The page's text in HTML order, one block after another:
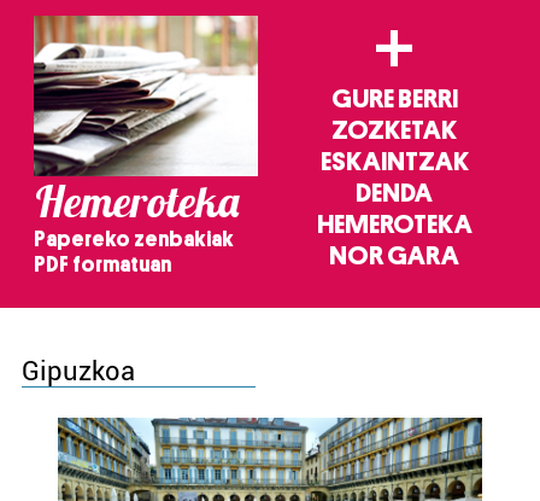
Hemeroteka
Papereko zenbakiak
PDF formatuan
+
GURE BERRI
ZOZKETAK
ESKAINTZAK
DENDA
HEMEROTEKA
NOR GARA
Gipuzkoa